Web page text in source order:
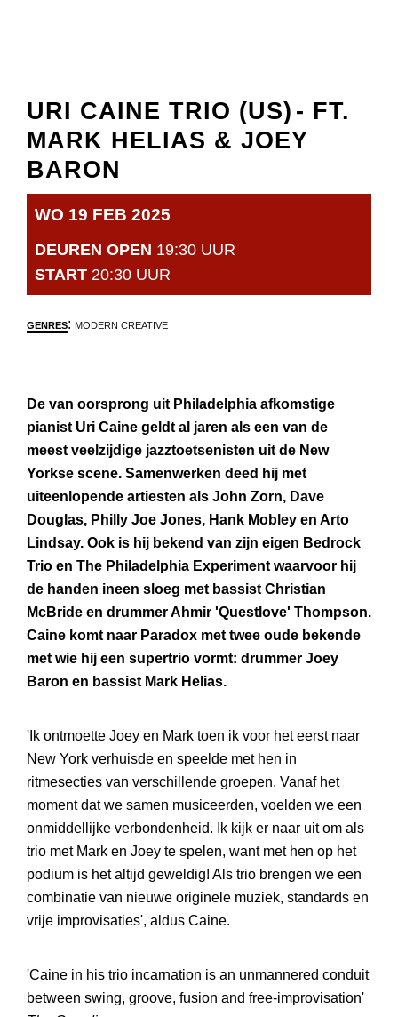
URI CAINE TRIO (US) - FT.
MARK HELIAS & JOEY
BARON
WO 19 FEB 2025
DEUREN OPEN 19:30 UUR
START 20:30 UUR
GENRES: MODERN CREATIVE
De van oorsprong uit Philadelphia afkomstige
pianist Uri Caine geldt al jaren als een van de
meest veelzijdige jazztoetsenisten uit de New
Yorkse scene. Samenwerken deed hij met
uiteenlopende artiesten als John Zorn, Dave
Douglas, Philly Joe Jones, Hank Mobley en Arto
Lindsay. Ook is hij bekend van zijn eigen Bedrock
Trio en The Philadelphia Experiment waarvoor hij
de handen ineen sloeg met bassist Christian
McBride en drummer Ahmir 'Questlove' Thompson.
Caine komt naar Paradox met twee oude bekende
met wie hij een supertrio vormt: drummer Joey
Baron en bassist Mark Helias.
'Ik ontmoette Joey en Mark toen ik voor het eerst naar
New York verhuisde en speelde met hen in
ritmesecties van verschillende groepen. Vanaf het
moment dat we samen musiceerden, voelden we een
onmiddellijke verbondenheid. Ik kijk er naar uit om als
trio met Mark en Joey te spelen, want met hen op het
podium is het altijd geweldig! Als trio brengen we een
combinatie van nieuwe originele muziek, standards en
vrije improvisaties', aldus Caine.
'Caine in his trio incarnation is an unmannered conduit
between swing, groove, fusion and free-improvisation'